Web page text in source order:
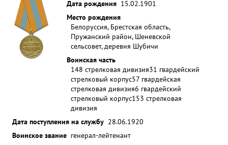
Дата рождения 15.02.1901
Место рождения
Белоруссия, Брестская область,
Пружанский район, Шеневской
сельсовет, деревня Шубичи
Воинская часть
148 стрелковая дивизия31 гвардейский
стрелковый корпус57 гвардейская
стрелковая дивизия6 гвардейский
стрелковый корпус153 стрелковая
дивизия
Дата поступления на службу 28.06.1920
Воинское звание генерал-лейтенант